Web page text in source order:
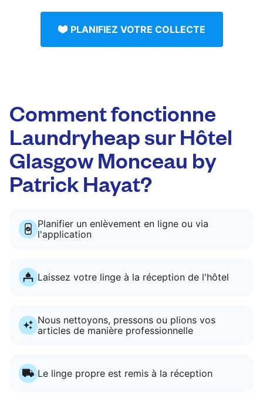
PLANIFIEZ VOTRE COLLECTE
Comment fonctionne
Laundryheap sur Hôtel
Glasgow Monceau by
Patrick Hayat?
Planifier un enlèvement en ligne ou via
l'application
Laissez votre linge à la réception de l'hôtel
Nous nettoyons, pressons ou plions vos
articles de manière professionnelle
Le linge propre est remis à la réception